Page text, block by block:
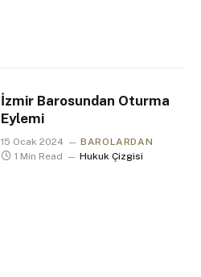
İzmir Barosundan Oturma
Eylemi
15 Ocak 2024
BAROLARDAN
1 Min Read
Hukuk Çizgisi